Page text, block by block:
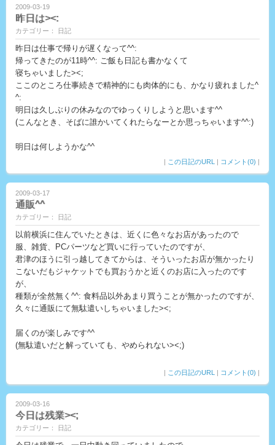
2009-03-19
昨日は><:
カテゴリー： 日記
昨日は仕事で帰りが遅くなって^^:
帰ってきたのが11時^^: ご飯も日記も書かなくて
寝ちゃいました><;
ここのところ仕事続きで精神的にも肉体的にも、かなり疲れました^
^:
明日は久しぶりの休みなのでゆっくりしようと思います^^
(こんなとき、そばに誰かいてくれたらなーとか思っちゃいます^^:)
明日は何しようかな^^
| この日記のURL | コメント(0) |
2009-03-17
通販^^
カテゴリー： 日記
以前横浜に住んでいたときは、近くに色々なお店があったので
服、雑貨、PCパーツなど買いに行っていたのですが、
君津のほうに引っ越してきてからは、そういったお店が無かったり
こないだもジャケットでも買おうかと近くのお店に入ったのです
が、
種類が全然無く^^: 食料品以外あまり買うことが無かったのですが、
久々に通販にて無駄遣いしちゃいました><;
届くのが楽しみです^^
(無駄遣いだと解っていても、やめられない><;)
| この日記のURL | コメント(0) |
2009-03-16
今日は残業><;
カテゴリー： 日記